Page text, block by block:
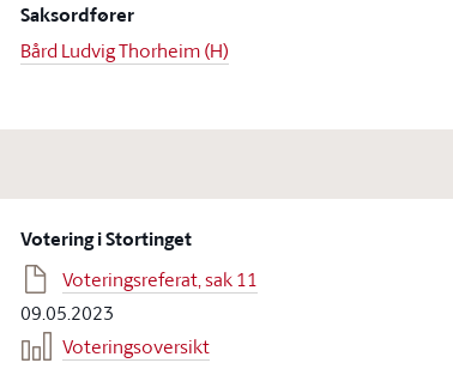
Saksordfører
Bård Ludvig Thorheim (H)
Votering i Stortinget
Voteringsreferat, sak 11
09.05.2023
Voteringsoversikt